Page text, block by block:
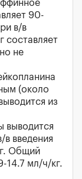
90-
в/в
составляет
не
(около
из
выводится
введения
Общий
14.7 мл/ч/кг.